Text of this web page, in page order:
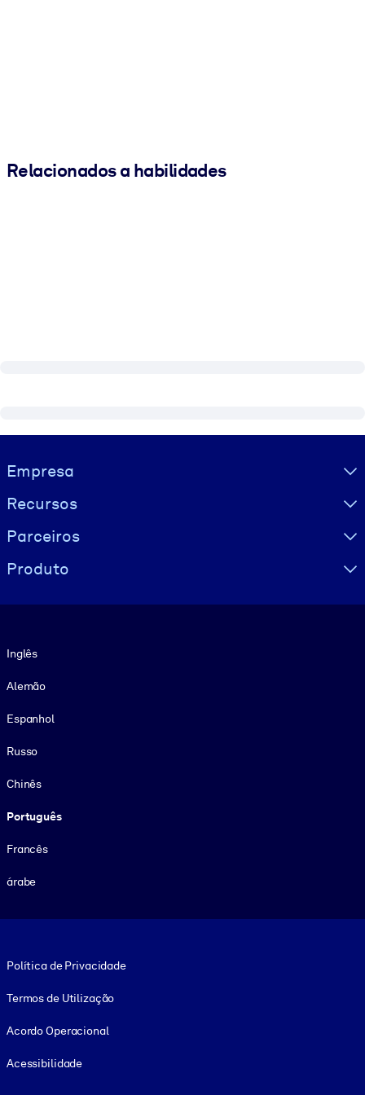
Relacionados a habilidades
Visually hidden Text
Empresa
Recursos
Parceiros
Produto
Inglês
Alemão
Espanhol
Russo
Chinês
Português
Francês
árabe
Política de Privacidade
Termos de Utilização
Acordo Operacional
Acessibilidade